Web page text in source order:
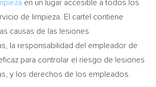
en un lugar accesible a todos los
de limpieza. El cartel contiene
causas de las lesiones
la responsabilidad del empleador de
para controlar el riesgo de lesiones
y los derechos de los empleados.